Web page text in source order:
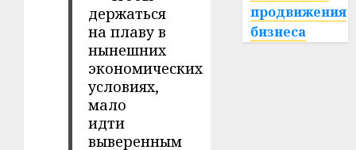
держаться
на плаву в
нынешних
экономических
условиях,
мало
идти
выверенным
продвижения
бизнеса